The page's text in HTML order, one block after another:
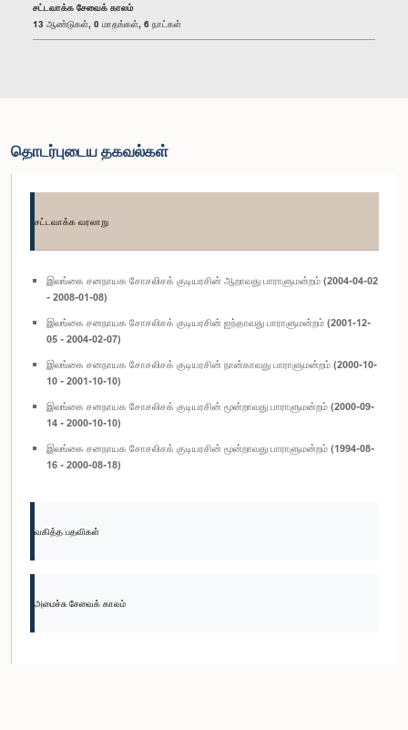
சட்டவாக்க சேவைக் காலம்
13 ஆண்டுகள், 0 மாதங்கள், 6 நாட்கள்
தொடர்புடைய தகவல்கள்
சட்டவாக்க வரலாறு
இலங்கை சனநாயக சோசலிசக் குடியரசின் ஆறாவது பாராளுமன்றம் (2004-04-02
- 2008-01-08)
இலங்கை சனநாயக சோசலிசக் குடியரசின் ஐந்தாவது பாராளுமன்றம் (2001-12-
05 - 2004-02-07)
இலங்கை சனநாயக சோசலிசக் குடியரசின் நான்காவது பாராளுமன்றம் (2000-10-
10 - 2001-10-10)
இலங்கை சனநாயக சோசலிசக் குடியரசின் மூன்றாவது பாராளுமன்றம் (2000-09-
14 - 2000-10-10)
இலங்கை சனநாயக சோசலிசக் குடியரசின் மூன்றாவது பாராளுமன்றம் (1994-08-
16 - 2000-08-18)
வகித்த பதவிகள்
அமைச்சு சேவைக் காலம்